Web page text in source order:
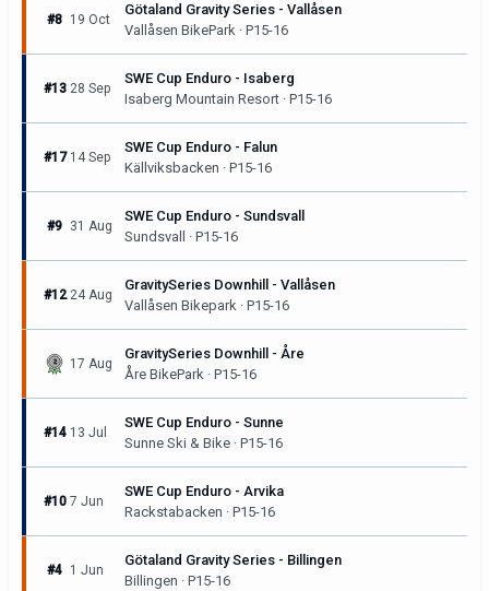
#8 19 Oct
Götaland Gravity Series - Vallåsen
Vallåsen BikePark · P15-16
#13 28 Sep
SWE Cup Enduro - Isaberg
Isaberg Mountain Resort · P15-16
#17 14 Sep
SWE Cup Enduro - Falun
Källviksbacken · P15-16
#9 31 Aug
SWE Cup Enduro - Sundsvall
Sundsvall · P15-16
#12 24 Aug
GravitySeries Downhill - Vallåsen
Vallåsen Bikepark · P15-16
17 Aug
GravitySeries Downhill - Åre
Åre BikePark · P15-16
#14 13 Jul
SWE Cup Enduro - Sunne
Sunne Ski & Bike · P15-16
#10 7 Jun
SWE Cup Enduro - Arvika
Rackstabacken · P15-16
#4 1 Jun
Götaland Gravity Series - Billingen
Billingen · P15-16